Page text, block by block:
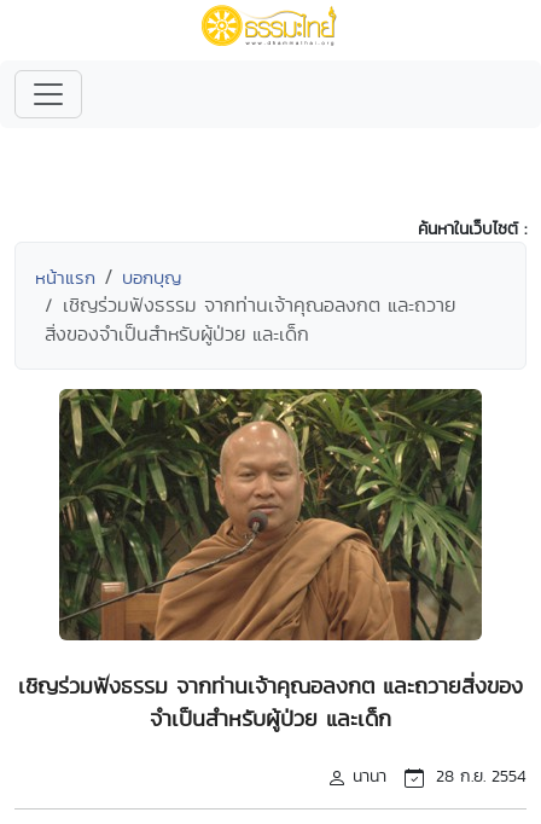
ค้นหาในเว็บไซต์ :
หน้าแรก บอกบุญ
เชิญร่วมฟังธรรม จากท่านเจ้าคุณอลงกต และถวาย
สิ่งของจำเป็นสำหรับผู้ป่วย และเด็ก
เชิญร่วมฟังธรรม จากท่านเจ้าคุณอลงกต และถวายสิ่งของ
จำเป็นสำหรับผู้ป่วย และเด็ก
นานา 28 ก.ย. 2554